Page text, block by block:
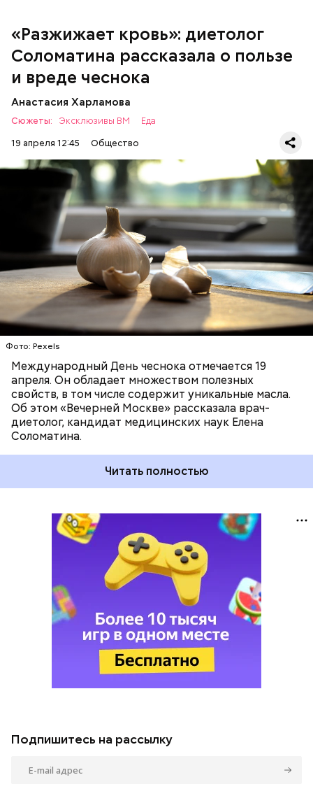
«Разжижает кровь»: диетолог
Соломатина рассказала о пользе
и вреде чеснока
Анастасия Харламова
Сюжеты: Эксклюзивы ВМ
Еда
19 апреля 12:45
Общество
Фото: Pexels
Международный День чеснока отмечается 19
апреля. Он обладает множеством полезных
свойств, в том числе содержит уникальные масла.
Об этом «Вечерней Москве» рассказала врач-
диетолог, кандидат медицинских наук Елена
Соломатина.
Диетолог Соломатина
рассказала, что лучше есть при
гриппе и коронавирусе
— Чеснок является достаточно полезным
продуктом. В нем содержатся уникальные
эфирные масла. Они отпугивают потенциальные
вирусы. Это нужно взять на вооружение для себя. Я
рекомендую есть чеснок во время простуды. Но он
не может быть единственным средством для
борьбы с простудой, — подчеркнула специалист.
Читать полностью
ЗДОРОВЬЕ ВРАЧИ ПРОДУКТЫ
Подпишитесь на рассылку